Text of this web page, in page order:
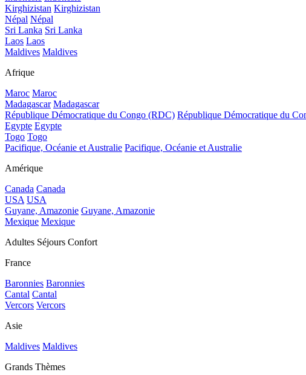
Kirghizistan Kirghizistan
Népal Népal
Sri Lanka Sri Lanka
Laos Laos
Maldives Maldives
Afrique
Maroc Maroc
Madagascar Madagascar
République Démocratique du Congo (RDC) République Démocratique du
Egypte Egypte
Togo Togo
Pacifique, Océanie et Australie Pacifique, Océanie et Australie
Amérique
Canada Canada
USA USA
Guyane, Amazonie Guyane, Amazonie
Mexique Mexique
Adultes Séjours Confort
France
Baronnies Baronnies
Cantal Cantal
Vercors Vercors
Asie
Maldives Maldives
Grands Thèmes